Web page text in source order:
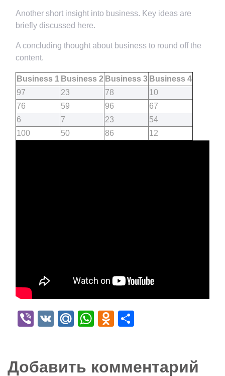
Another short insight into business. Key ideas are
briefly discussed here.
A concluding thought about business to round off the
content.
Business 1 Business 2 Business 3 Business 4
97
23 78
10
76
59 96
67
6
7 23
54
100
50 86 12
Viber
VK Mail.Ru
WhatsApp
Odnoklassniki
Добавить комментарий